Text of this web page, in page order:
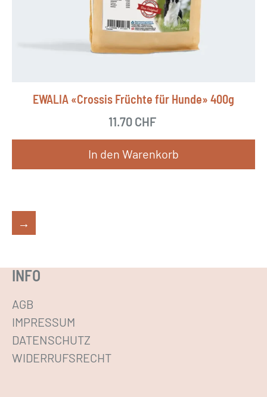
EWALIA «Crossis Früchte für Hunde» 400g
11.70 CHF
In den Warenkorb
→
INFO
AGB
IMPRESSUM
DATENSCHUTZ
WIDERRUFSRECHT